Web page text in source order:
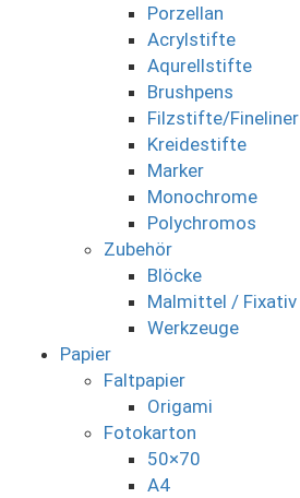
Porzellan
Acrylstifte
Aqurellstifte
Brushpens
Filzstifte/Fineliner
Kreidestifte
Marker
Monochrome
Polychromos
Zubehör
Blöcke
Malmittel / Fixativ
Werkzeuge
Papier
Faltpapier
Origami
Fotokarton
50×70
A4